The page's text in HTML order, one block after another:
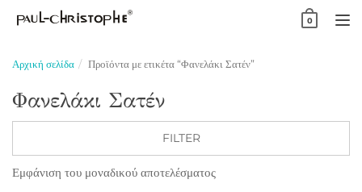
0
Αρχική σελίδα Προϊόντα με ετικέτα “Φανελάκι Σατέν”
Φανελάκι Σατέν
FILTER
Εμφάνιση του μοναδικού αποτελέσματος